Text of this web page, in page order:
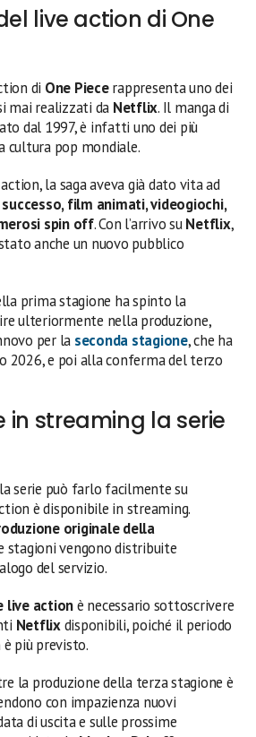
live action di One
di One Piecerappresenta uno dei
mai realizzati da Netflix. Il manga di
dal 1997, è infatti uno dei più
cultura pop mondiale.
la saga aveva già dato vita ad
film animati, videogiochi,
spin off. Con l’arrivo suNetflix,
anche un nuovo pubblico
prima stagione ha spinto la
ulteriormente nella produzione,
per la seconda stagione, che ha
2026, e poi alla conferma del terzo
in streaming la serie
serie può farlo facilmente su
è disponibile in streaming.
originale della
stagioni vengono distribuite
del servizio.
live actionè necessario sottoscrivere
Netflixdisponibili, poiché il periodo
più previsto.
la produzione della terza stagione è
con impazienza nuovi
di uscita e sulle prossime